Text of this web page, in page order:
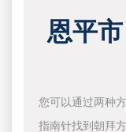
恩平
您可以通过两种
指南针找到朝拜